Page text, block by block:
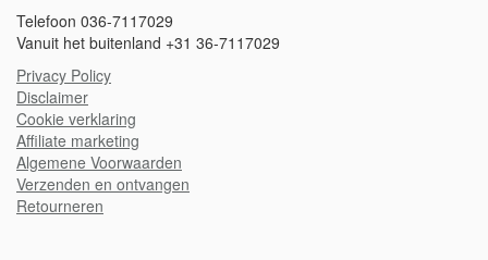
Telefoon 036-7117029
Vanuit het buitenland +31 36-7117029
Privacy Policy
Disclaimer
Cookie verklaring
Affiliate marketing
Algemene Voorwaarden
Verzenden en ontvangen
Retourneren